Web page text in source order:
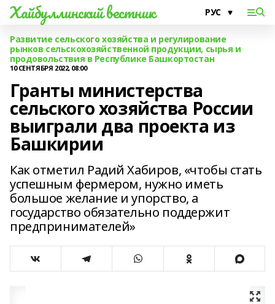
Хайбуллинский вестник
Развитие сельского хозяйства и регулирование
рынков сельскохозяйственной продукции, сырья и
продовольствия в Республике Башкортостан
10 СЕНТЯБРЯ 2022, 08:00
Гранты министерства
сельского хозяйства России
выиграли два проекта из
Башкирии
Как отметил Радий Хабиров, «чтобы стать
успешным фермером, нужно иметь
большое желание и упорство, а
государство обязательно поддержит
предпринимателей»